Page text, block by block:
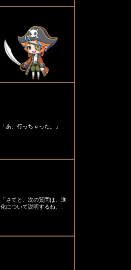
「あ、行っちゃった。」
「さてと、次の質問は、進
化について説明するね。」